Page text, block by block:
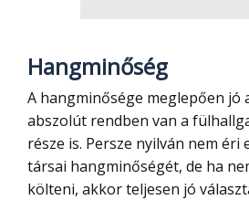
Hangminőség
A hangminősége meglepően jó az árához képest,
abszolút rendben van a
része is. Persze nyilván nem éri
társai hangminőségét, de ha
költeni, akkor teljesen jó